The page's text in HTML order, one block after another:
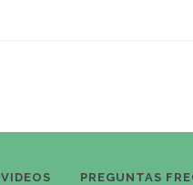
VIDEOS PREGUNTAS